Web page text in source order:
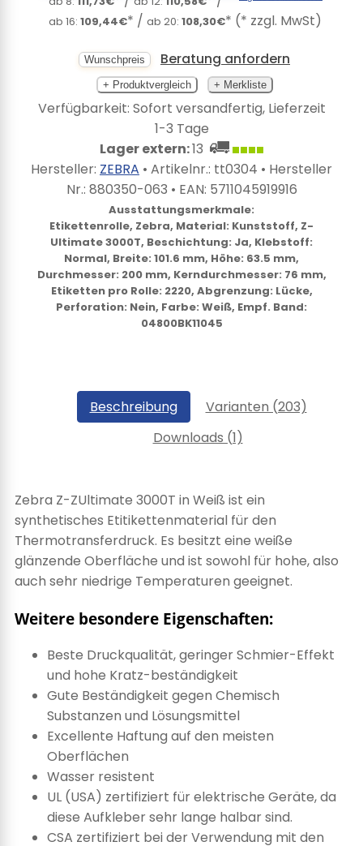
ab 16: 109,44€* / ab 20: 108,30€* (* zzgl. MwSt)
Wunschpreis Beratung anfordern
+ Produktvergleich + Merkliste
Verfügbarkeit: Sofort versandfertig, Lieferzeit
1-3 Tage
Lager extern:13
Hersteller: ZEBRA • Artikelnr.: tt0304 • Hersteller
Nr.: 880350-063 • EAN: 5711045919916
Ausstattungsmerkmale:
Etikettenrolle, Zebra, Material: Kunststoff, Z-
Ultimate 3000T, Beschichtung: Ja, Klebstoff:
Normal, Breite: 101.6 mm, Höhe: 63.5 mm,
Durchmesser: 200 mm, Kerndurchmesser: 76 mm,
Etiketten pro Rolle: 2220, Abgrenzung: Lücke,
Perforation: Nein, Farbe: Weiß, Empf. Band:
04800BK11045
Beschreibung
Varianten (203)
Downloads (1)
Zebra Z-ZUltimate 3000T in Weiß ist ein
synthetisches Etitikettenmaterial für den
Thermotransferdruck. Es besitzt eine weiße
glänzende Oberfläche und ist sowohl für hohe, also
auch sehr niedrige Temperaturen geeignet.
Weitere besondere Eigenschaften:
Beste Druckqualität, geringer Schmier-Effekt
und hohe Kratz-beständigkeit
Gute Beständigkeit gegen Chemisch
Substanzen und Lösungsmittel
Excellente Haftung auf den meisten
Oberflächen
Wasser resistent
UL (USA) zertifiziert für elektrische Geräte, da
diese Aufkleber sehr lange halbar sind.
CSA zertifiziert bei der Verwendung mit den